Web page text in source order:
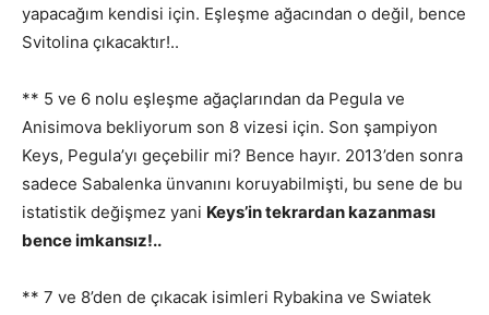
yapacağım kendisi için. Eşleşme ağacından o değil, bence
Svitolina çıkacaktır!..
** 5 ve 6 nolu eşleşme ağaçlarından da Pegula ve
Anisimova bekliyorum son 8 vizesi için. Son şampiyon
Keys, Pegula’yı geçebilir mi? Bence hayır. 2013’den sonra
sadece Sabalenka ünvanını koruyabilmişti, bu sene de bu
istatistik değişmez yani Keys’in tekrardan kazanması
bence imkansız!..
** 7 ve 8’den de çıkacak isimleri Rybakina ve Swiatek